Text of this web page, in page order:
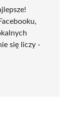
się liczy -